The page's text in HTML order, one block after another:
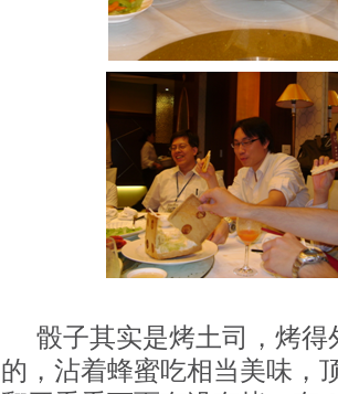
骰子其实是烤土司，烤
的，沾着蜂蜜吃相当美味，